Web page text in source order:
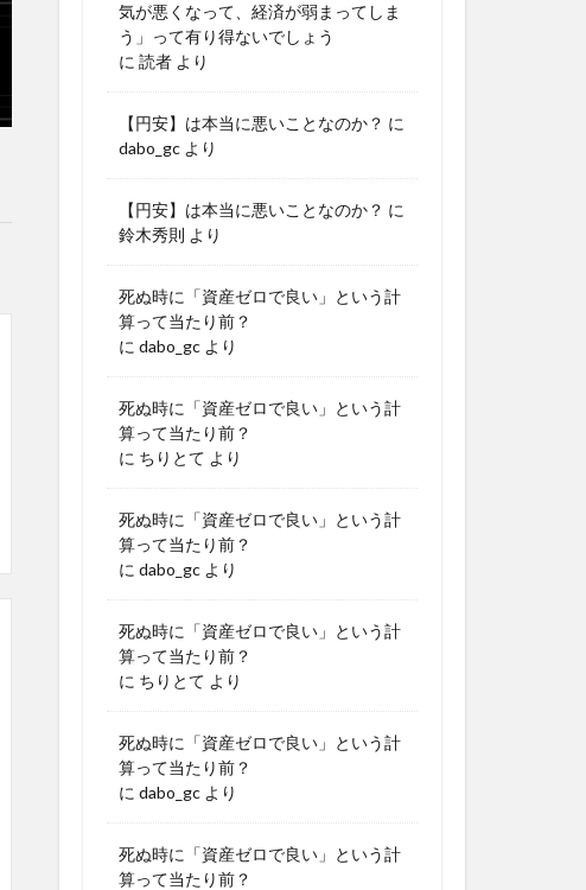
気が悪くなって、経済が弱まってしま
う」って有り得ないでしょう
に 読者 より
【円安】は本当に悪いことなのか？ に
dabo_gc より
【円安】は本当に悪いことなのか？ に
鈴木秀則 より
死ぬ時に「資産ゼロで良い」という計
算って当たり前？
に dabo_gc より
死ぬ時に「資産ゼロで良い」という計
算って当たり前？
に ちりとて より
死ぬ時に「資産ゼロで良い」という計
算って当たり前？
に dabo_gc より
死ぬ時に「資産ゼロで良い」という計
算って当たり前？
に ちりとて より
死ぬ時に「資産ゼロで良い」という計
算って当たり前？
に dabo_gc より
死ぬ時に「資産ゼロで良い」という計
算って当たり前？